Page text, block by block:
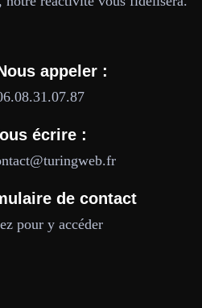
appeler :
écrire :
de contact
pour y accéder